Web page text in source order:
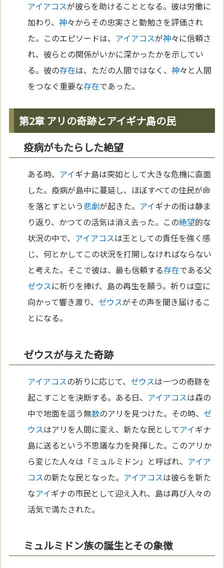
アイアコスが彼らを助けることとなる。彼は労働に
加わり、神々からその忠実さと勤勉さを評価され
た。このエピソードは、 アイアコスが神々に信頼さ
れ、彼らとの関係がいかに深かったかを示してい
る。彼の存在は、ただの人間ではなく、神々と人間
をつなぐ重要な存在であった。
第2章 アリの奇跡とアイギナ島の民
疫病がもたらした絶望
ある時、 アイギナ島は突如として大きな危機に直面
した。疫病が島中に蔓延し、ほぼすべての住民が命
を落とすという悲劇が起きた。 アイギナの街は静ま
り返り、かつての活気は消え去った。この絶望的な
状況の中で、 アイアコスは王としての責任を強く感
じ、何とかしてこの状況を打開しなければならない
と考えた。そこで彼は、最も信頼する存在である父
ゼウスに祈りを捧げ、島の再生を願う。祈りは空に
向かって響き渡り、 ゼウスがその声を聞き届けるこ
とになる。
ゼウスが与えた奇跡
アイアコスの祈りに応じて、 ゼウスは一つの奇跡を
起こすことを決断する。ある日、 アイアコスは森の
中で地面を這う無数のアリを見つけた。その時、 ゼ
ウスはアリを人間に変え、新たな民としてアイギナ
島に送るという不思議な力を発揮した。このアリか
ら変じた人々は「ミュルミドン」と呼ばれ、 アイア
コスの新たな民となった。 アイアコスは彼らを新た
なアイギナの市民として迎え入れ、島は再び人々の
活気で満たされた。
ミュルミドン族の誕生とその象徴